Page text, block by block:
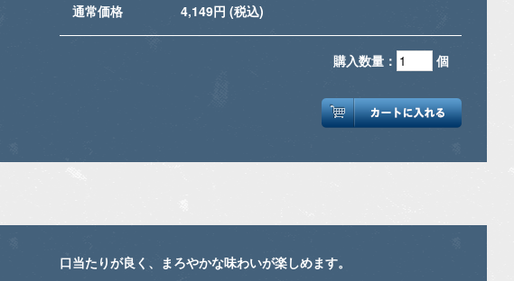
通常価格 4,149円 (税込)
購入数量： 個
口当たりが良く、まろやかな味わいが楽しめます。